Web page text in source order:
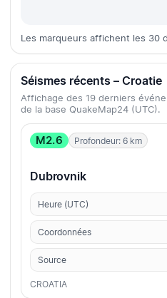
Les marqueurs affichent les 30
Séismes récents – Croatie
Affichage des 19 derniers
de la base QuakeMap24 (UTC).
M2.6 Profondeur: 6 km
Dubrovnik
Heure (UTC)
Coordonnées
Source
CROATIA